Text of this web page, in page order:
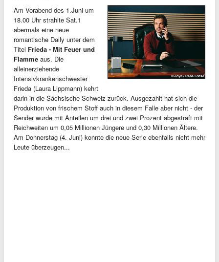
Am Vorabend des 1.Juni um
18.00 Uhr strahlte Sat.1
abermals eine neue
romantische Daily unter dem
Titel Frieda - Mit Feuer und
Flamme aus. Die
alleinerziehende
Intensivkrankenschwester
Frieda (Laura Lippmann) kehrt
darin in die Sächsische Schweiz zurück. Ausgezahlt hat sich die
Produktion von frischem Stoff auch in diesem Falle aber nicht - der
Sender wurde mit Anteilen um drei und zwei Prozent abgestraft mit
Reichweiten um 0,05 Millionen Jüngere und 0,30 Millionen Ältere.
Am Donnerstag (4. Juni) konnte die neue Serie ebenfalls nicht mehr
Leute überzeugen...